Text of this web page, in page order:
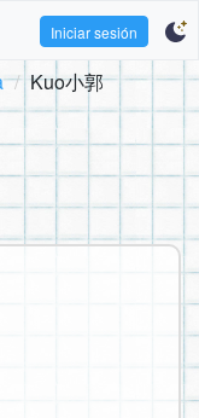
Iniciar sesión
Kuo小郭